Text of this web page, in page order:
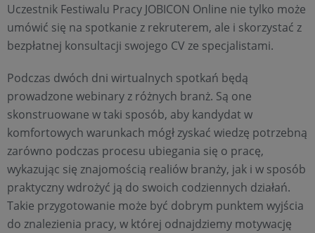
Uczestnik Festiwalu Pracy JOBICON Online nie tylko może
umówić się na spotkanie z rekruterem, ale i skorzystać z
bezpłatnej konsultacji swojego CV ze specjalistami.
Podczas dwóch dni wirtualnych spotkań będą
prowadzone webinary z różnych branż. Są one
skonstruowane w taki sposób, aby kandydat w
komfortowych warunkach mógł zyskać wiedzę potrzebną
zarówno podczas procesu ubiegania się o pracę,
wykazując się znajomością realiów branży, jak i w sposób
praktyczny wdrożyć ją do swoich codziennych działań.
Takie przygotowanie może być dobrym punktem wyjścia
do znalezienia pracy, w której odnajdziemy motywację